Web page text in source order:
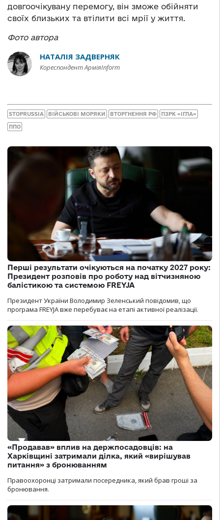
довгоочікувану перемогу, він зможе обійняти
своїх близьких та втілити всі мрії у життя.
Фото автора
НАТАЛІЯ ЗАДВЕРНЯК
Кореспондент АрміяInform
STOPRUSSIA ВІЙСЬКОВІ МОРЯКИ ВТОРГНЕННЯ РФ ПЗРК «ІГЛА»
ППО
Перші результати очікуються на початку 2027 року:
Президент розповів про роботу над вітчизняною
балістикою та системою FREYJA
Президент України Володимир Зеленський повідомив, що
програма FREYJA вже перебуває на етапі активної реалізації.
«Продавав» вплив на держпосадовців: на
Харківщині затримали ділка, який «вирішував
питання» з бронюванням
Правоохоронці затримали посередника, який брав гроші за
бронювання.